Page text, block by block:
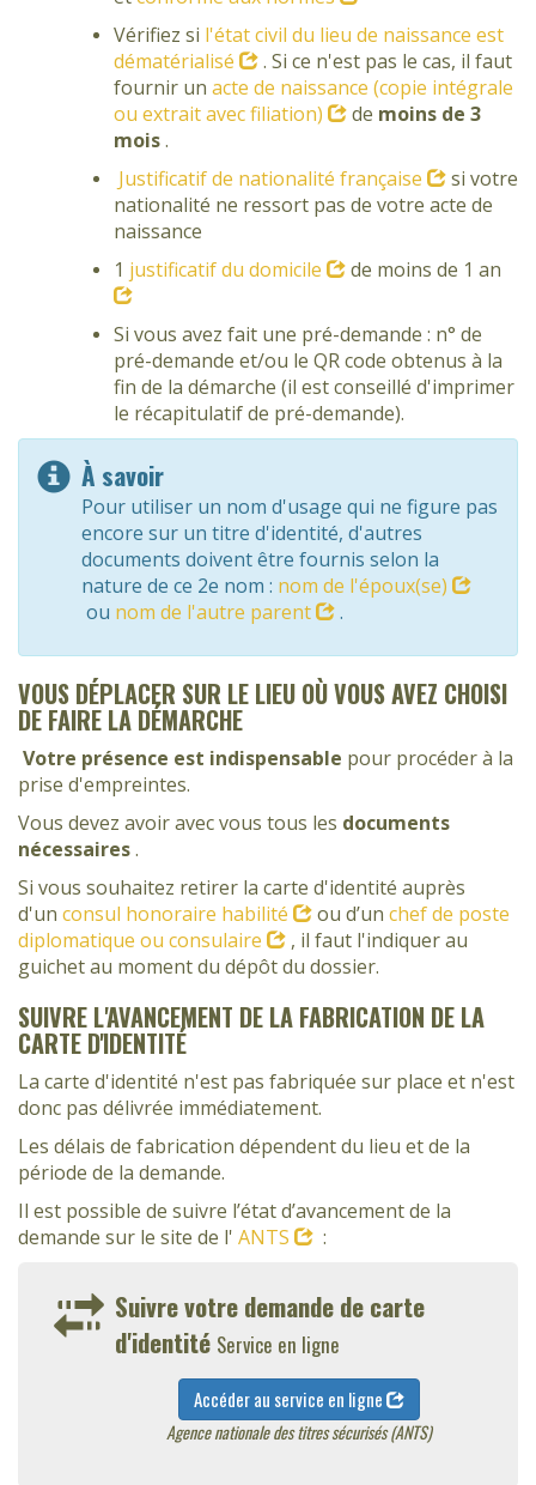
Vérifiez si l'état civil du lieu de naissance est
dématérialisé
. Si ce n'est pas le cas, il faut
fournir un acte de naissance (copie intégrale
ou extrait avec filiation)
de moins de 3
mois.
Justificatif de nationalité française
si votre
nationalité ne ressort pas de votre acte de
naissance
1 justificatif du domicile de moins de 1 an
Si vous avez fait une pré-demande : n° de
pré-demande et/ou le QR code obtenus à la
fin de la démarche (il est conseillé d'imprimer
le récapitulatif de pré-demande).
À savoir
Pour utiliser un nom d'usage qui ne figure pas
encore sur un titre d'identité, d'autres
documents doivent être fournis selon la
nature de ce 2e nom : nom de l'époux(se)
ou nom de l'autre parent .
VOUS DÉPLACER SUR LE LIEU OÙ VOUS AVEZ CHOISI
DE FAIRE LA DÉMARCHE
Votre présence est indispensable pour procéder à la
prise d'empreintes.
Vous devez avoir avec vous tous les documents
nécessaires.
Si vous souhaitez retirer la carte d'identité auprès
d'un consul honoraire habilité ou d’un chef de poste
diplomatique ou consulaire
, il faut l'indiquer au
guichet au moment du dépôt du dossier.
SUIVRE L'AVANCEMENT DE LA FABRICATION DE LA
CARTE D'IDENTITÉ
La carte d'identité n'est pas fabriquée sur place et n'est
donc pas délivrée immédiatement.
Les délais de fabrication dépendent du lieu et de la
période de la demande.
Il est possible de suivre l’état d’avancement de la
demande sur le site de l' ANTS :
Suivre votre demande de carte
d'identité Service en ligne
Accéder au service en ligne
Agence nationale des titres sécurisés (ANTS)